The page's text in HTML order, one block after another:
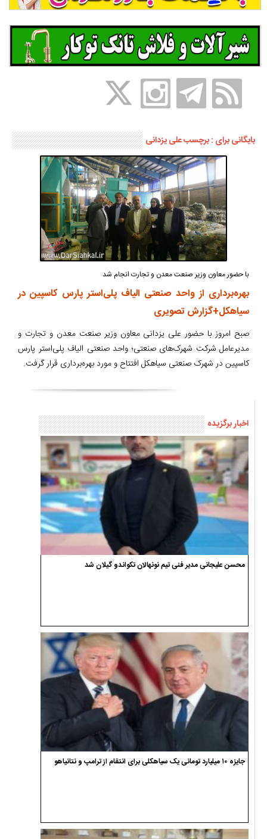
بایگانی برای : برچسب علی یزدانی
با حضور معاون وزیر صنعت معدن و تجارت انجام شد
بهره‌برداری از واحد صنعتی الیاف پلی‌استر پارس کاسپین در
سیاهکل+گزارش تصویری
صبح امروز با حضور علی یزدانی معاون وزیر صنعت معدن و تجارت و
مدیرعامل شرکت شهرک‌های صنعتی؛ واحد صنعتی الیاف پلی‌استر پارس
کاسپین در شهرک صنعتی سیاهکل افتتاح و مورد بهره‌برداری قرار گرفت.
اخبار برگزیده
محسن علیجانی مدیر فنی تیم نونهالان تکواندو گیلان شد
جایزه ۱۰ میلیارد تومانی یک سیاهکلی برای انتقام از ترامپ و نتانیاهو